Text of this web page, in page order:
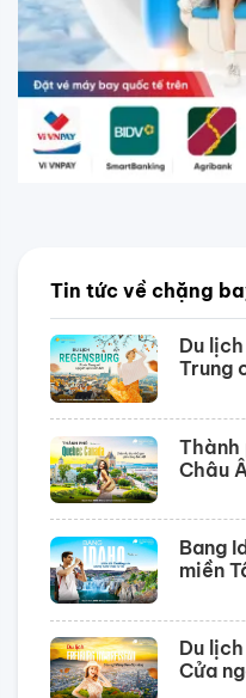
Tin tức về chặng
Du
Trung
Thành
Châu
Bang
miền
Du
Cửa